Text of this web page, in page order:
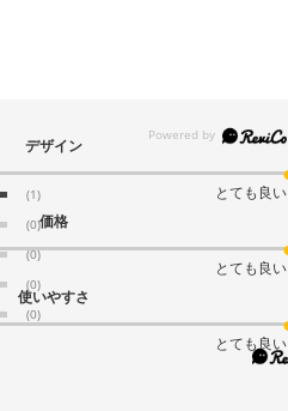
(1)
(0)
(0)
(0)
(0)
デザイン
とても良い
価格
とても良い
使いやすさ
とても良い